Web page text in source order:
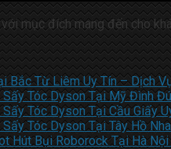
mục đích mang đến cho
Bắc Từ Liêm Uy Tín – Dịch
Sấy Tóc Dyson Tại Mỹ Đình
Tóc Dyson Tại Cầu Giấy
Tóc Dyson Tại Tây Hồ
Hút Bụi Roborock Tại Hà